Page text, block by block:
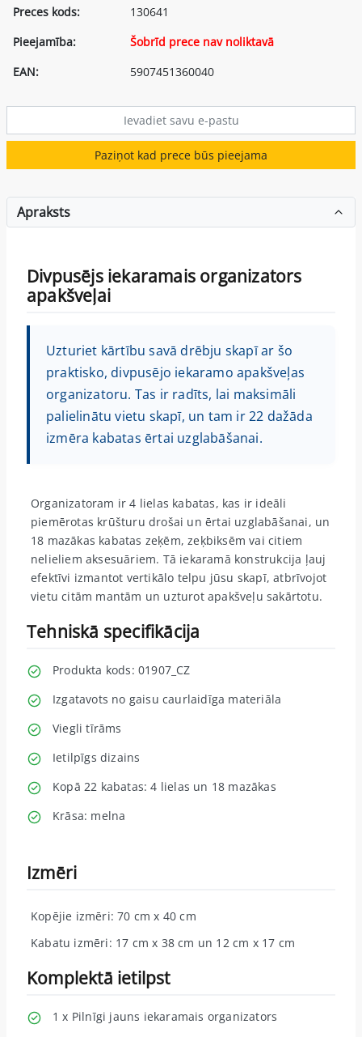
Preces kods:
130641
Pieejamība:
Šobrīd prece nav noliktavā
EAN:
5907451360040
Paziņot kad prece būs pieejama
Apraksts
Divpusējs iekaramais organizators
apakšveļai
Uzturiet kārtību savā drēbju skapī ar šo
praktisko, divpusējo iekaramo apakšveļas
organizatoru. Tas ir radīts, lai maksimāli
palielinātu vietu skapī, un tam ir 22 dažāda
izmēra kabatas ērtai uzglabāšanai.
Organizatoram ir 4 lielas kabatas, kas ir ideāli
piemērotas krūšturu drošai un ērtai uzglabāšanai, un
18 mazākas kabatas zeķēm, zeķbiksēm vai citiem
nelieliem aksesuāriem. Tā iekaramā konstrukcija ļauj
efektīvi izmantot vertikālo telpu jūsu skapī, atbrīvojot
vietu citām mantām un uzturot apakšveļu sakārtotu.
Tehniskā specifikācija
Produkta kods: 01907_CZ
Izgatavots no gaisu caurlaidīga materiāla
Viegli tīrāms
Ietilpīgs dizains
Kopā 22 kabatas: 4 lielas un 18 mazākas
Krāsa: melna
Izmēri
Kopējie izmēri: 70 cm x 40 cm
Kabatu izmēri: 17 cm x 38 cm un 12 cm x 17 cm
Komplektā ietilpst
1 x Pilnīgi jauns iekaramais organizators